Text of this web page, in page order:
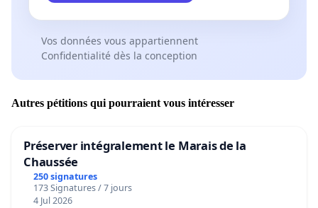
Vos données vous appartiennent
Confidentialité dès la conception
Autres pétitions qui pourraient vous intéresser
Préserver intégralement le Marais de la
Chaussée
250 signatures
173 Signatures / 7 jours
4 Jul 2026